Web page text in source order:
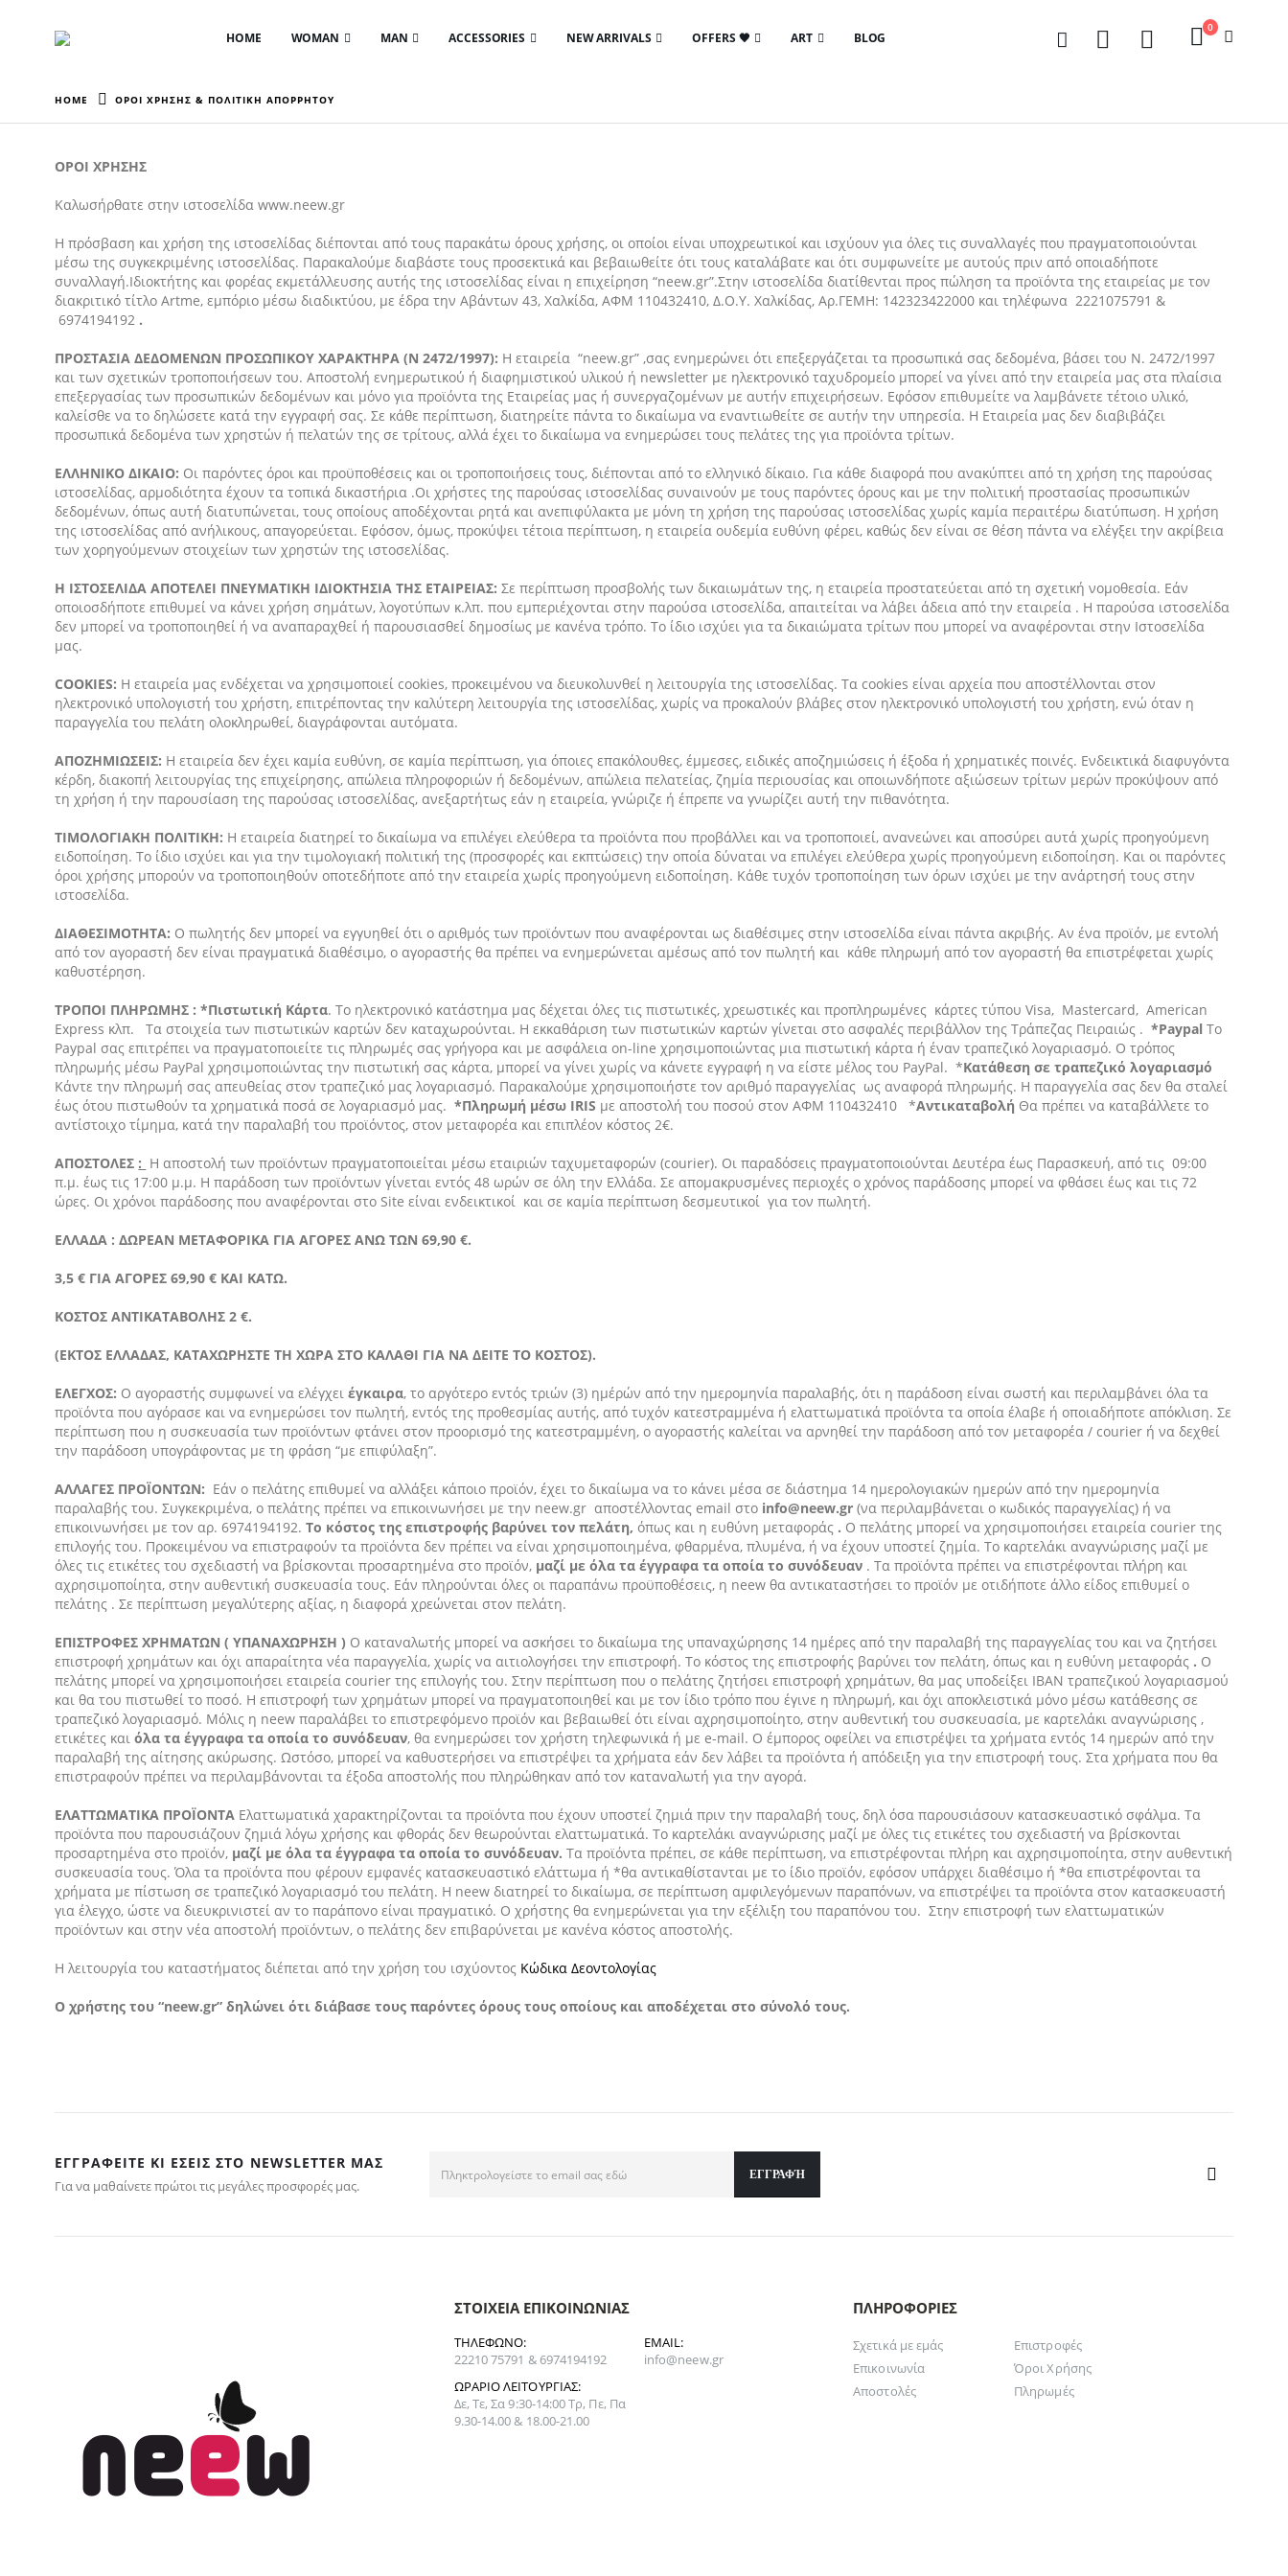
HOME WOMAN MAN ACCESSORIES NEW ARRIVALS OFFERS 🖤 ART BLOG
0
HOME ΌΡΟΙ ΧΡΉΣΗΣ & ΠΟΛΙΤΙΚΉ ΑΠΟΡΡΉΤΟΥ
ΟΡΟΙ ΧΡΗΣΗΣ
Καλωσήρθατε στην ιστοσελίδα www.neew.gr
Η πρόσβαση και χρήση της ιστοσελίδας διέπονται από τους παρακάτω όρους χρήσης, οι οποίοι είναι υποχρεωτικοί και ισχύουν για όλες τις συναλλαγές που πραγματοποιούνται
μέσω της συγκεκριμένης ιστοσελίδας. Παρακαλούμε διαβάστε τους προσεκτικά και βεβαιωθείτε ότι τους καταλάβατε και ότι συμφωνείτε με αυτούς πριν από οποιαδήποτε
συναλλαγή.Ιδιοκτήτης και φορέας εκμετάλλευσης αυτής της ιστοσελίδας είναι η επιχείρηση “neew.gr”.Στην ιστοσελίδα διατίθενται προς πώληση τα προϊόντα της εταιρείας με τον
διακριτικό τίτλο Artme, εμπόριο μέσω διαδικτύου, με έδρα την Αβάντων 43, Χαλκίδα, ΑΦΜ 110432410, Δ.Ο.Υ. Χαλκίδας, Αρ.ΓΕΜΗ: 142323422000 και τηλέφωνα 2221075791 &
6974194192 .
ΠΡΟΣΤΑΣΙΑ ΔΕΔΟΜΕΝΩΝ ΠΡΟΣΩΠΙΚΟΥ ΧΑΡΑΚΤΗΡΑ (N 2472/1997): Η εταιρεία “neew.gr” ,σας ενημερώνει ότι επεξεργάζεται τα προσωπικά σας δεδομένα, βάσει του Ν. 2472/1997
και των σχετικών τροποποιήσεων του. Αποστολή ενημερωτικού ή διαφημιστικού υλικού ή newsletter με ηλεκτρονικό ταχυδρομείο μπορεί να γίνει από την εταιρεία μας στα πλαίσια
επεξεργασίας των προσωπικών δεδομένων και μόνο για προϊόντα της Εταιρείας μας ή συνεργαζομένων με αυτήν επιχειρήσεων. Εφόσον επιθυμείτε να λαμβάνετε τέτοιο υλικό,
καλείσθε να το δηλώσετε κατά την εγγραφή σας. Σε κάθε περίπτωση, διατηρείτε πάντα το δικαίωμα να εναντιωθείτε σε αυτήν την υπηρεσία. Η Εταιρεία μας δεν διαβιβάζει
προσωπικά δεδομένα των χρηστών ή πελατών της σε τρίτους, αλλά έχει το δικαίωμα να ενημερώσει τους πελάτες της για προϊόντα τρίτων.
ΕΛΛΗΝΙΚΟ ΔΙΚΑΙΟ: Οι παρόντες όροι και προϋποθέσεις και οι τροποποιήσεις τους, διέπονται από το ελληνικό δίκαιο. Για κάθε διαφορά που ανακύπτει από τη χρήση της παρούσας
ιστοσελίδας, αρμοδιότητα έχουν τα τοπικά δικαστήρια .Οι χρήστες της παρούσας ιστοσελίδας συναινούν με τους παρόντες όρους και με την πολιτική προστασίας προσωπικών
δεδομένων, όπως αυτή διατυπώνεται, τους οποίους αποδέχονται ρητά και ανεπιφύλακτα με μόνη τη χρήση της παρούσας ιστοσελίδας χωρίς καμία περαιτέρω διατύπωση. Η χρήση
της ιστοσελίδας από ανήλικους, απαγορεύεται. Εφόσον, όμως, προκύψει τέτοια περίπτωση, η εταιρεία ουδεμία ευθύνη φέρει, καθώς δεν είναι σε θέση πάντα να ελέγξει την ακρίβεια
των χορηγούμενων στοιχείων των χρηστών της ιστοσελίδας.
Η ΙΣΤΟΣΕΛΙΔΑ ΑΠΟΤΕΛΕΙ ΠΝΕΥΜΑΤΙΚΗ ΙΔΙΟΚΤΗΣΙΑ ΤΗΣ ΕΤΑΙΡΕΙΑΣ:Σε περίπτωση προσβολής των δικαιωμάτων της, η εταιρεία προστατεύεται από τη σχετική νομοθεσία. Εάν
οποιοσδήποτε επιθυμεί να κάνει χρήση σημάτων, λογοτύπων κ.λπ. που εμπεριέχονται στην παρούσα ιστοσελίδα, απαιτείται να λάβει άδεια από την εταιρεία . Η παρούσα ιστοσελίδα
δεν μπορεί να τροποποιηθεί ή να αναπαραχθεί ή παρουσιασθεί δημοσίως με κανένα τρόπο. Το ίδιο ισχύει για τα δικαιώματα τρίτων που μπορεί να αναφέρονται στην Ιστοσελίδα
μας.
COOKIES: Η εταιρεία μας ενδέχεται να χρησιμοποιεί cookies, προκειμένου να διευκολυνθεί η λειτουργία της ιστοσελίδας. Τα cookies είναι αρχεία που αποστέλλονται στον
ηλεκτρονικό υπολογιστή του χρήστη, επιτρέποντας την καλύτερη λειτουργία της ιστοσελίδας, χωρίς να προκαλούν βλάβες στον ηλεκτρονικό υπολογιστή του χρήστη, ενώ όταν η
παραγγελία του πελάτη ολοκληρωθεί, διαγράφονται αυτόματα.
ΑΠΟΖΗΜΙΩΣΕΙΣ: Η εταιρεία δεν έχει καμία ευθύνη, σε καμία περίπτωση, για όποιες επακόλουθες, έμμεσες, ειδικές αποζημιώσεις ή έξοδα ή χρηματικές ποινές. Ενδεικτικά διαφυγόντα
κέρδη, διακοπή λειτουργίας της επιχείρησης, απώλεια πληροφοριών ή δεδομένων, απώλεια πελατείας, ζημία περιουσίας και οποιωνδήποτε αξιώσεων τρίτων μερών προκύψουν από
τη χρήση ή την παρουσίαση της παρούσας ιστοσελίδας, ανεξαρτήτως εάν η εταιρεία, γνώριζε ή έπρεπε να γνωρίζει αυτή την πιθανότητα.
ΤΙΜΟΛΟΓΙΑΚΗ ΠΟΛΙΤΙΚΗ: Η εταιρεία διατηρεί το δικαίωμα να επιλέγει ελεύθερα τα προϊόντα που προβάλλει και να τροποποιεί, ανανεώνει και αποσύρει αυτά χωρίς προηγούμενη
ειδοποίηση. Το ίδιο ισχύει και για την τιμολογιακή πολιτική της (προσφορές και εκπτώσεις) την οποία δύναται να επιλέγει ελεύθερα χωρίς προηγούμενη ειδοποίηση. Και οι παρόντες
όροι χρήσης μπορούν να τροποποιηθούν οποτεδήποτε από την εταιρεία χωρίς προηγούμενη ειδοποίηση. Κάθε τυχόν τροποποίηση των όρων ισχύει με την ανάρτησή τους στην
ιστοσελίδα.
ΔΙΑΘΕΣΙΜΟΤΗΤΑ: Ο πωλητής δεν μπορεί να εγγυηθεί ότι ο αριθμός των προϊόντων που αναφέρονται ως διαθέσιμες στην ιστοσελίδα είναι πάντα ακριβής. Αν ένα προϊόν, με εντολή
από τον αγοραστή δεν είναι πραγματικά διαθέσιμο, ο αγοραστής θα πρέπει να ενημερώνεται αμέσως από τον πωλητή και κάθε πληρωμή από τον αγοραστή θα επιστρέφεται χωρίς
καθυστέρηση.
ΤΡΟΠΟΙ ΠΛΗΡΩΜΗΣ : *Πιστωτική Κάρτα. Το ηλεκτρονικό κατάστημα μας δέχεται όλες τις πιστωτικές, χρεωστικές και προπληρωμένες κάρτες τύπου Visa, Mastercard, American
Express κλπ. Τα στοιχεία των πιστωτικών καρτών δεν καταχωρούνται. Η εκκαθάριση των πιστωτικών καρτών γίνεται στο ασφαλές περιβάλλον της Τράπεζας Πειραιώς .*Paypal Το
Paypal σας επιτρέπει να πραγματοποιείτε τις πληρωμές σας γρήγορα και με ασφάλεια on-line χρησιμοποιώντας μια πιστωτική κάρτα ή έναν τραπεζικό λογαριασμό. Ο τρόπος
πληρωμής μέσω PayPal χρησιμοποιώντας την πιστωτική σας κάρτα, μπορεί να γίνει χωρίς να κάνετε εγγραφή η να είστε μέλος του PayPal. *Κατάθεση σε τραπεζικό λογαριασμό
Κάντε την πληρωμή σας απευθείας στον τραπεζικό μας λογαριασμό. Παρακαλούμε χρησιμοποιήστε τον αριθμό παραγγελίας ως αναφορά πληρωμής. Η παραγγελία σας δεν θα σταλεί
έως ότου πιστωθούν τα χρηματικά ποσά σε λογαριασμό μας.*Πληρωμή μέσω IRIS με αποστολή του ποσού στον ΑΦΜ 110432410 *Αντικαταβολή Θα πρέπει να καταβάλλετε το
αντίστοιχο τίμημα, κατά την παραλαβή του προϊόντος, στον μεταφορέα και επιπλέον κόστος 2€.
ΑΠΟΣΤΟΛΕΣ : Η αποστολή των προϊόντων πραγματοποιείται μέσω εταιριών ταχυμεταφορών (courier). Οι παραδόσεις πραγματοποιούνται Δευτέρα έως Παρασκευή, από τις 09:00
π.μ. έως τις 17:00 μ.μ. Η παράδοση των προϊόντων γίνεται εντός 48 ωρών σε όλη την Ελλάδα. Σε απομακρυσμένες περιοχές ο χρόνος παράδοσης μπορεί να φθάσει έως και τις 72
ώρες. Οι χρόνοι παράδοσης που αναφέρονται στο Site είναι ενδεικτικοί και σε καμία περίπτωση δεσμευτικοί για τον πωλητή.
ΕΛΛΑΔΑ : ΔΩΡΕΑΝ ΜΕΤΑΦΟΡΙΚΑ ΓΙΑ ΑΓΟΡΕΣ ΑΝΩ ΤΩΝ 69,90 €.
3,5 € ΓΙΑ ΑΓΟΡΕΣ 69,90 € ΚΑΙ ΚΑΤΩ.
ΚΟΣΤΟΣ ΑΝΤΙΚΑΤΑΒΟΛΗΣ 2 €.
(ΕΚΤΟΣ ΕΛΛΑΔΑΣ, ΚΑΤΑΧΩΡΗΣΤΕ ΤΗ ΧΩΡΑ ΣΤΟ ΚΑΛΑΘΙ ΓΙΑ ΝΑ ΔΕΙΤΕ ΤΟ ΚΟΣΤΟΣ).
ΕΛΕΓΧΟΣ: Ο αγοραστής συμφωνεί να ελέγχειέγκαιρα, το αργότερο εντός τριών (3) ημέρών από την ημερομηνία παραλαβής, ότι η παράδοση είναι σωστή και περιλαμβάνει όλα τα
προϊόντα που αγόρασε και να ενημερώσει τον πωλητή, εντός της προθεσμίας αυτής, από τυχόν κατεστραμμένα ή ελαττωματικά προϊόντα τα οποία έλαβε ή οποιαδήποτε απόκλιση. Σε
περίπτωση που η συσκευασία των προϊόντων φτάνει στον προορισμό της κατεστραμμένη, ο αγοραστής καλείται να αρνηθεί την παράδοση από τον μεταφορέα / courier ή να δεχθεί
την παράδοση υπογράφοντας με τη φράση “με επιφύλαξη”.
ΑΛΛΑΓΕΣ ΠΡΟΪΟΝΤΩΝ: Εάν ο πελάτης επιθυμεί να αλλάξει κάποιο προϊόν, έχει το δικαίωμα να το κάνει μέσα σε διάστημα 14 ημερολογιακών ημερών από την ημερομηνία
παραλαβής του. Συγκεκριμένα, ο πελάτης πρέπει να επικοινωνήσει με την neew.gr αποστέλλοντας email στο info@neew.gr(να περιλαμβάνεται ο κωδικός παραγγελίας) ή να
επικοινωνήσει με τον αρ. 6974194192.Το κόστος της επιστροφής βαρύνει τον πελάτη,όπως και η ευθύνη μεταφοράς . Ο πελάτης μπορεί να χρησιμοποιήσει εταιρεία courier της
επιλογής του. Προκειμένου να επιστραφούν τα προϊόντα δεν πρέπει να είναι χρησιμοποιημένα, φθαρμένα, πλυμένα, ή να έχουν υποστεί ζημία. Το καρτελάκι αναγνώρισης μαζί με
όλες τις ετικέτες του σχεδιαστή να βρίσκονται προσαρτημένα στο προϊόν, μαζί με όλα τα έγγραφα τα οποία το συνόδευαν . Τα προϊόντα πρέπει να επιστρέφονται πλήρη και
αχρησιμοποίητα, στην αυθεντική συσκευασία τους. Εάν πληρούνται όλες οι παραπάνω προϋποθέσεις, η neew θα αντικαταστήσει το προϊόν με οτιδήποτε άλλο είδος επιθυμεί ο
πελάτης . Σε περίπτωση μεγαλύτερης αξίας, η διαφορά χρεώνεται στον πελάτη.
ΕΠΙΣΤΡΟΦΕΣ ΧΡΗΜΑΤΩΝ ( ΥΠΑΝΑΧΩΡΗΣΗ ) O καταναλωτής μπορεί να ασκήσει το δικαίωμα της υπαναχώρησης 14 ημέρες από την παραλαβή της παραγγελίας του και να ζητήσει
επιστροφή χρημάτων και όχι απαραίτητα νέα παραγγελία, χωρίς να αιτιολογήσει την επιστροφή. Το κόστος της επιστροφής βαρύνει τον πελάτη, όπως και η ευθύνη μεταφοράς . Ο
πελάτης μπορεί να χρησιμοποιήσει εταιρεία courier της επιλογής του. Στην περίπτωση που ο πελάτης ζητήσει επιστροφή χρημάτων, θα μας υποδείξει IBAN τραπεζικού λογαριασμού
και θα του πιστωθεί το ποσό. Η επιστροφή των χρημάτων μπορεί να πραγματοποιηθεί και με τον ίδιο τρόπο που έγινε η πληρωμή, και όχι αποκλειστικά μόνο μέσω κατάθεσης σε
τραπεζικό λογαριασμό. Μόλις η neew παραλάβει το επιστρεφόμενο προϊόν και βεβαιωθεί ότι είναι αχρησιμοποίητο, στην αυθεντική του συσκευασία, με καρτελάκι αναγνώρισης ,
ετικέτες καιόλα τα έγγραφα τα οποία το συνόδευαν, θα ενημερώσει τον χρήστη τηλεφωνικά ή με e-mail. Ο έμπορος οφείλει να επιστρέψει τα χρήματα εντός 14 ημερών από την
παραλαβή της αίτησης ακύρωσης. Ωστόσο, μπορεί να καθυστερήσει να επιστρέψει τα χρήματα εάν δεν λάβει τα προϊόντα ή απόδειξη για την επιστροφή τους. Στα χρήματα που θα
επιστραφούν πρέπει να περιλαμβάνονται τα έξοδα αποστολής που πληρώθηκαν από τον καταναλωτή για την αγορά.
ΕΛΑΤΤΩΜΑΤΙΚΑ ΠΡΟΪΟΝΤΑ Ελαττωματικά χαρακτηρίζονται τα προϊόντα που έχουν υποστεί ζημιά πριν την παραλαβή τους, δηλ όσα παρουσιάσουν κατασκευαστικό σφάλμα. Τα
προϊόντα που παρουσιάζουν ζημιά λόγω χρήσης και φθοράς δεν θεωρούνται ελαττωματικά. Το καρτελάκι αναγνώρισης μαζί με όλες τις ετικέτες του σχεδιαστή να βρίσκονται
προσαρτημένα στο προϊόν, μαζί με όλα τα έγγραφα τα οποία το συνόδευαν.Τα προϊόντα πρέπει, σε κάθε περίπτωση, να επιστρέφονται πλήρη και αχρησιμοποίητα, στην αυθεντική
συσκευασία τους. Όλα τα προϊόντα που φέρουν εμφανές κατασκευαστικό ελάττωμα ή *θα αντικαθίστανται με το ίδιο προϊόν, εφόσον υπάρχει διαθέσιμο ή *θα επιστρέφονται τα
χρήματα με πίστωση σε τραπεζικό λογαριασμό του πελάτη. Η neew διατηρεί το δικαίωμα, σε περίπτωση αμφιλεγόμενων παραπόνων, να επιστρέψει τα προϊόντα στον κατασκευαστή
για έλεγχο, ώστε να διευκρινιστεί αν το παράπονο είναι πραγματικό. Ο χρήστης θα ενημερώνεται για την εξέλιξη του παραπόνου του. Στην επιστροφή των ελαττωματικών
προϊόντων και στην νέα αποστολή προϊόντων, ο πελάτης δεν επιβαρύνεται με κανένα κόστος αποστολής.
Η λειτουργία του καταστήματος διέπεται από την χρήση του ισχύοντος Κώδικα Δεοντολογίας
Ο χρήστης του “neew.gr” δηλώνει ότι διάβασε τους παρόντες όρους τους οποίους και αποδέχεται στο σύνολό τους.
ΕΓΓΡΑΦΕΊΤΕ ΚΙ ΕΣΕΊΣ ΣΤΟ NEWSLETTER ΜΑΣ
Για να μαθαίνετε πρώτοι τις μεγάλες προσφορές μας.
ΣΤΟΙΧΕΊΑ ΕΠΙΚΟΙΝΩΝΊΑΣ
ΤΗΛΈΦΩΝΟ:
22210 75791 & 6974194192
EMAIL:
info@neew.gr
ΩΡΆΡΙΟ ΛΕΙΤΟΥΡΓΊΑΣ:
Δε, Τε, Σα 9:30-14:00 Τρ, Πε, Πα
9.30-14.00 & 18.00-21.00
ΠΛΗΡΟΦΟΡΊΕΣ
Σχετικά με εμάς
Επικοινωνία
Αποστολές
Επιστροφές
Όροι Χρήσης
Πληρωμές